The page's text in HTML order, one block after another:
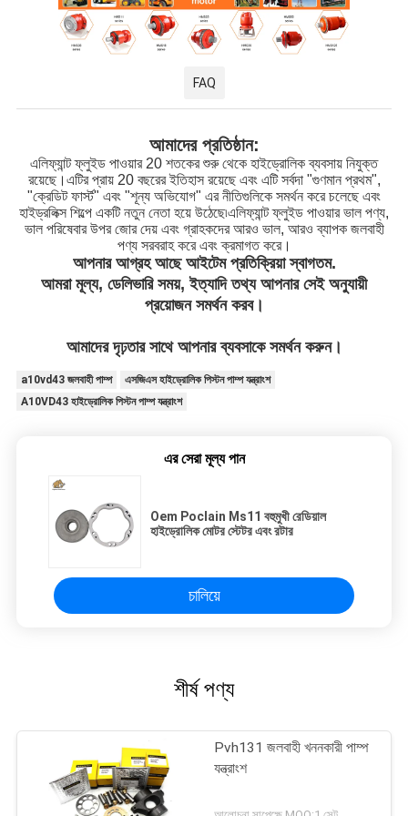
FAQ
আমাদের প্রতিষ্ঠান:
এলিফ্যান্ট ফ্লুইড পাওয়ার 20 শতকের শুরু থেকে হাইড্রোলিক ব্যবসায় নিযুক্ত
রয়েছে।এটির প্রায় 20 বছরের ইতিহাস রয়েছে এবং এটি সর্বদা "গুণমান প্রথম",
"ক্রেডিট ফার্স্ট" এবং "শূন্য অভিযোগ" এর নীতিগুলিকে সমর্থন করে চলেছে এবং
হাইড্রলিক্স শিল্পে একটি নতুন নেতা হয়ে উঠেছে৷এলিফ্যান্ট ফ্লুইড পাওয়ার ভাল পণ্য,
ভাল পরিষেবার উপর জোর দেয় এবং গ্রাহকদের আরও ভাল, আরও ব্যাপক জলবাহী
পণ্য সরবরাহ করে এবং ক্রমাগত করে।
আপনার আগ্রহ আছে আইটেম প্রতিক্রিয়া স্বাগতম.
আমরা মূল্য, ডেলিভারি সময়, ইত্যাদি তথ্য আপনার সেই অনুযায়ী
প্রয়োজন সমর্থন করব।
আমাদের দৃঢ়তার সাথে আপনার ব্যবসাকে সমর্থন করুন।
a10vd43 জলবাহী পাম্প
এসজিএস হাইড্রোলিক পিস্টন পাম্প যন্ত্রাংশ
A10VD43 হাইড্রোলিক পিস্টন পাম্প যন্ত্রাংশ
এর সেরা মূল্য পান
Oem Poclain Ms11 বহুমুখী রেডিয়াল
হাইড্রোলিক মোটর স্টেটর এবং রটার
চালিয়ে
শীর্ষ পণ্য
Pvh131 জলবাহী খননকারী পাম্প
যন্ত্রাংশ